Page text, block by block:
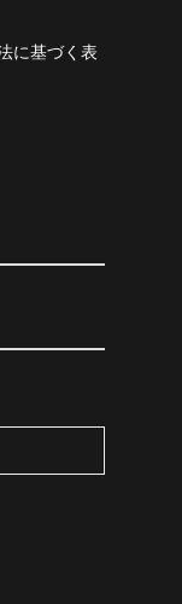
に基づく表